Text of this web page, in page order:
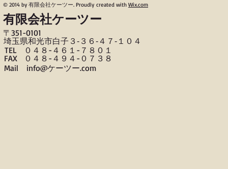
© 2014 by 有限会社ケーツー. Proudly created with Wix.com
有限会社ケーツー
〒​351-0101
​埼玉県和光市白子３‐３６‐４７‐１０４
TEL ０４８-４６１-７８０１
FAX ０４８-４９４-０７３８
​Mail info@ケーツー.com